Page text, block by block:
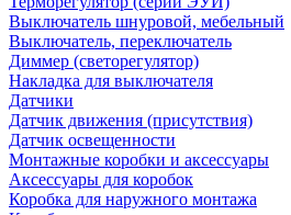
Выключатель шнуровой, мебельный
Выключатель, переключатель
Диммер (светорегулятор)
Накладка для выключателя
Датчики
Датчик движения (присутствия)
Датчик освещенности
Монтажные коробки и аксессуары
Аксессуары для коробок
Коробка для наружного монтажа